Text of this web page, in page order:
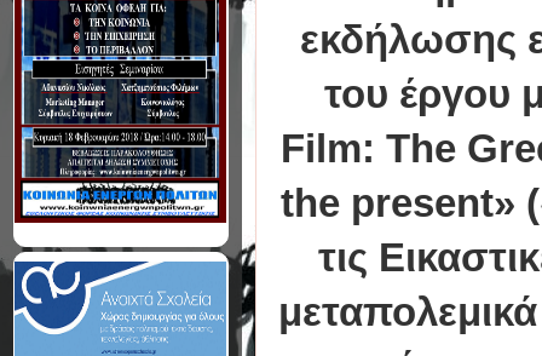
εκδήλωσης
του έργου
Film: The
the present»
τις